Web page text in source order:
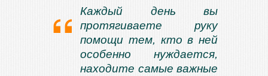
Каждый день вы
протягиваете руку
помощи тем, кто в ней
особенно нуждается,
находите самые важные